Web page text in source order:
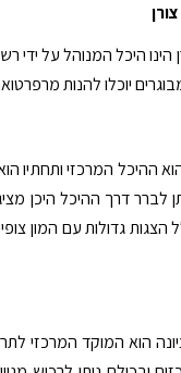
הינו היכל המנוהל על
יוכלו להנות
ההיכל המרכזי ותחתיו
לברר דרך ההיכל היכן
גדולות עם המון
הוא המוקד המרכזי